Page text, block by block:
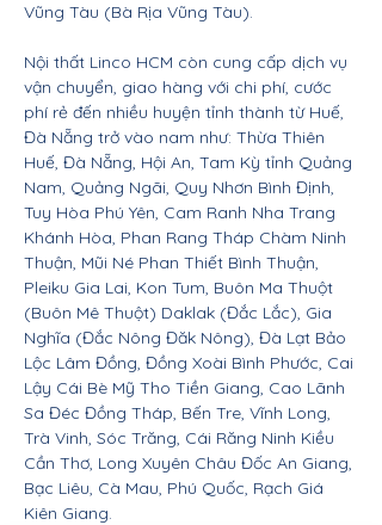
Vũng Tàu (Bà Rịa Vũng Tàu).
Nội thất Linco HCM còn cung cấp dịch vụ
vận chuyển, giao hàng với chi phí, cước
phí rẻ đến nhiều huyện tỉnh thành từ Huế,
Đà Nẵng trở vào nam như: Thừa Thiên
Huế, Đà Nẵng, Hội An, Tam Kỳ tỉnh Quảng
Nam, Quảng Ngãi, Quy Nhơn Bình Định,
Tuy Hòa Phú Yên, Cam Ranh Nha Trang
Khánh Hòa, Phan Rang Tháp Chàm Ninh
Thuận, Mũi Né Phan Thiết Bình Thuận,
Pleiku Gia Lai, Kon Tum, Buôn Ma Thuột
(Buôn Mê Thuột) Daklak (Đắc Lắc), Gia
Nghĩa (Đắc Nông Đăk Nông), Đà Lạt Bảo
Lộc Lâm Đồng, Đồng Xoài Bình Phước, Cai
Lậy Cái Bè Mỹ Tho Tiền Giang, Cao Lãnh
Sa Đéc Đồng Tháp, Bến Tre, Vĩnh Long,
Trà Vinh, Sóc Trăng, Cái Răng Ninh Kiều
Cần Thơ, Long Xuyên Châu Đốc An Giang,
Bạc Liêu, Cà Mau, Phú Quốc, Rạch Giá
Kiên Giang.